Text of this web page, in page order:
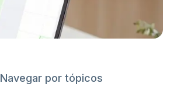
Navegar por tópicos